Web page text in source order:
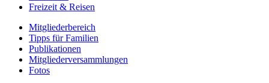
Freizeit & Reisen
Mitgliederbereich
Tipps für Familien
Publikationen
Mitgliederversammlungen
Fotos